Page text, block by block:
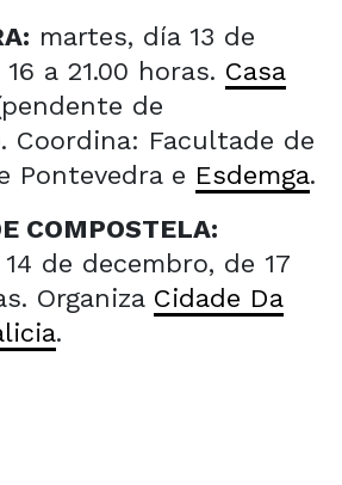
martes, día 13 de
a 21.00 horas. Casa
de
Coordina: Facultade de
Pontevedra e Esdemga.
COMPOSTELA:
de decembro, de 17
Organiza Cidade Da
.